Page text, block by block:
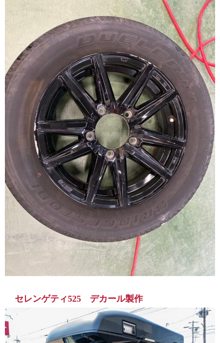
セレンゲティ525 デカール製作